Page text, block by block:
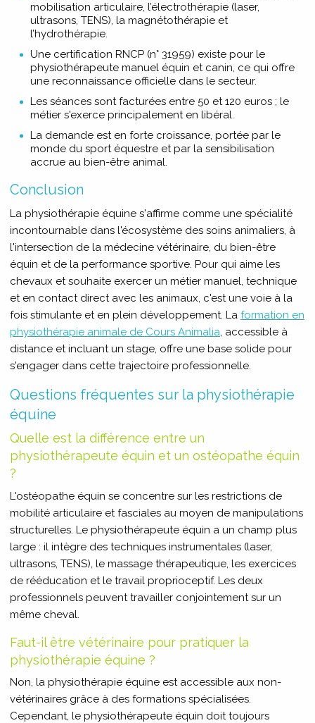
mobilisation articulaire, l’électrothérapie (laser,
ultrasons, TENS), la magnétothérapie et
l’hydrothérapie.
Une certification RNCP (n° 31959) existe pour le
physiothérapeute manuel équin et canin, ce qui offre
une reconnaissance officielle dans le secteur.
Les séances sont facturées entre 50 et 120 euros ; le
métier s'exerce principalement en libéral.
La demande est en forte croissance, portée par le
monde du sport équestre et par la sensibilisation
accrue au bien-être animal.
Conclusion
La physiothérapie équine s'affirme comme une spécialité
incontournable dans l'écosystème des soins animaliers, à
l'intersection de la médecine vétérinaire, du bien-être
équin et de la performance sportive. Pour qui aime les
chevaux et souhaite exercer un métier manuel, technique
et en contact direct avec les animaux, c'est une voie à la
fois stimulante et en plein développement. La formation en
physiothérapie animale de Cours Animalia, accessible à
distance et incluant un stage, offre une base solide pour
s'engager dans cette trajectoire professionnelle.
Questions fréquentes sur la physiothérapie
équine
Quelle est la différence entre un
physiothérapeute équin et un ostéopathe équin
?
L'ostéopathe équin se concentre sur les restrictions de
mobilité articulaire et fasciales au moyen de manipulations
structurelles. Le physiothérapeute équin a un champ plus
large : il intègre des techniques instrumentales (laser,
ultrasons, TENS), le massage thérapeutique, les exercices
de rééducation et le travail proprioceptif. Les deux
professionnels peuvent travailler conjointement sur un
même cheval.
Faut-il être vétérinaire pour pratiquer la
physiothérapie équine ?
Non, la physiothérapie équine est accessible aux non-
vétérinaires grâce à des formations spécialisées.
Cependant, le physiothérapeute équin doit toujours